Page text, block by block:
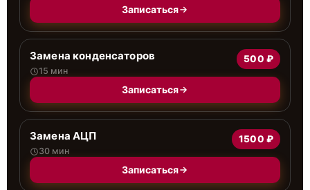
Записаться
Замена конденсаторов
15 мин
500 ₽
Записаться
Замена АЦП
30 мин
1500 ₽
Записаться